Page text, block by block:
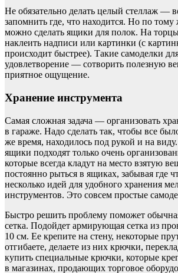
Не обязательно делать целый стеллаж —
запомнить где, что находится. Но по
можно сделать ящики для полок. На
наклеить надписи или картинки (с
происходит быстрее). Такие самоделки
удовлетворение — сотворить полезную
приятное ощущение.
Хранение инструмента
Самая сложная задача — организовать
в гараже. Надо сделать так, чтобы все
же время, находилось под рукой и на
ящики подходят только очень
которые всегда кладут на место взятую
постоянно рыться в ящиках, забывая где
несколько идей для удобного хранения
инструментов. Это совсем простые
Быстро решить проблему поможет
сетка. Подойдет армирующая сетка из
10 см. Ее крепите на стену, некоторые
отгибаете, делаете из них крючки,
купить специальные крючки, которые
в магазинах, продающих торговое